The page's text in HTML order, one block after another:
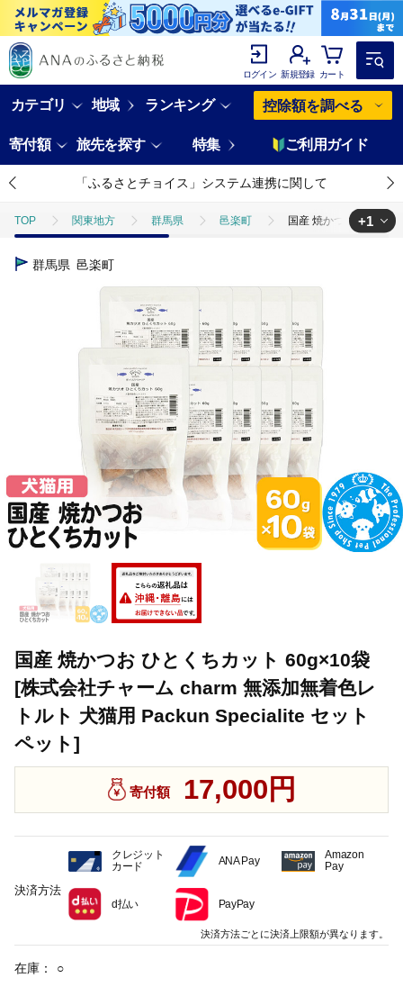
ログイン 新規登録 カート
カテゴリ 地域 ランキング 控除額を調べる
寄付額 旅先を探す 特集 ご利用ガイド
「ふるさとチョイス」システム連携に関して
TOP 関東地方 群馬県 邑楽町 国産 焼かつお ひとく
TOP
+1
群馬県 邑楽町
国産 焼かつお ひとくちカット 60g×10袋
[株式会社チャーム charm 無添加無着色レ
トルト 犬猫用 Packun Specialite セット
ペット]
寄付額 17,000円
在庫： ○
決済方法
クレジット
カード
ANA Pay
Amazon
Pay
d払い PayPay
決済方法ごとに決済上限額が異なります。